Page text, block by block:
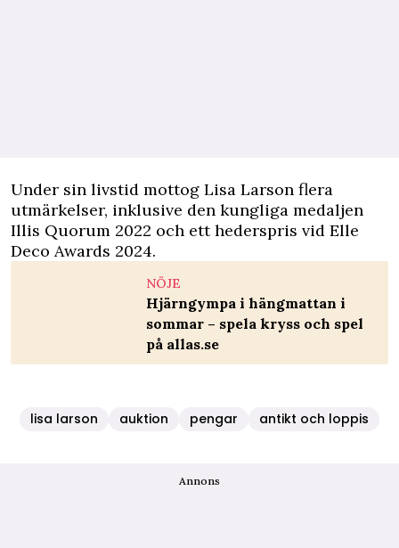
Under sin livstid mottog Lisa Larson flera
utmärkelser, inklusive den kungliga medaljen
Illis Quorum 2022 och ett hederspris vid Elle
Deco Awards 2024.
NÖJE
Hjärngympa i hängmattan i
sommar – spela kryss och spel
på allas.se
lisa larson auktion pengar antikt och loppis
Annons